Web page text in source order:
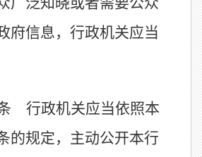
府信息，行政机关应当
行政机关应当依照本
的规定，主动公开本行